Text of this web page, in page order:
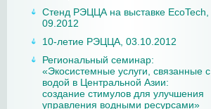
Стенд РЭЦЦА на выставке EcoTech,
09.2012
10-летие РЭЦЦА, 03.10.2012
Региональный семинар:
«Экосистемные услуги, связанные с
водой в Центральной Азии:
создание стимулов для улучшения
управления водными ресурсами»